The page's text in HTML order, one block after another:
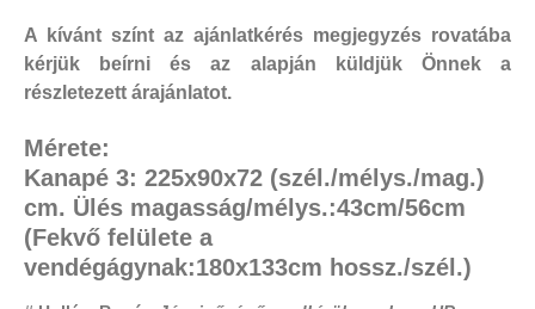
A kívánt színt az ajánlatkérés megjegyzés rovatába
kérjük beírni és az alapján küldjük Önnek a
részletezett árajánlatot.
Mérete:
Kanapé 3: 225x90x72 (szél./mélys./mag.)
cm. Ülés magasság/mélys.:43cm/56cm
(Fekvő felülete a
vendégágynak:180x133cm hossz./szél.)